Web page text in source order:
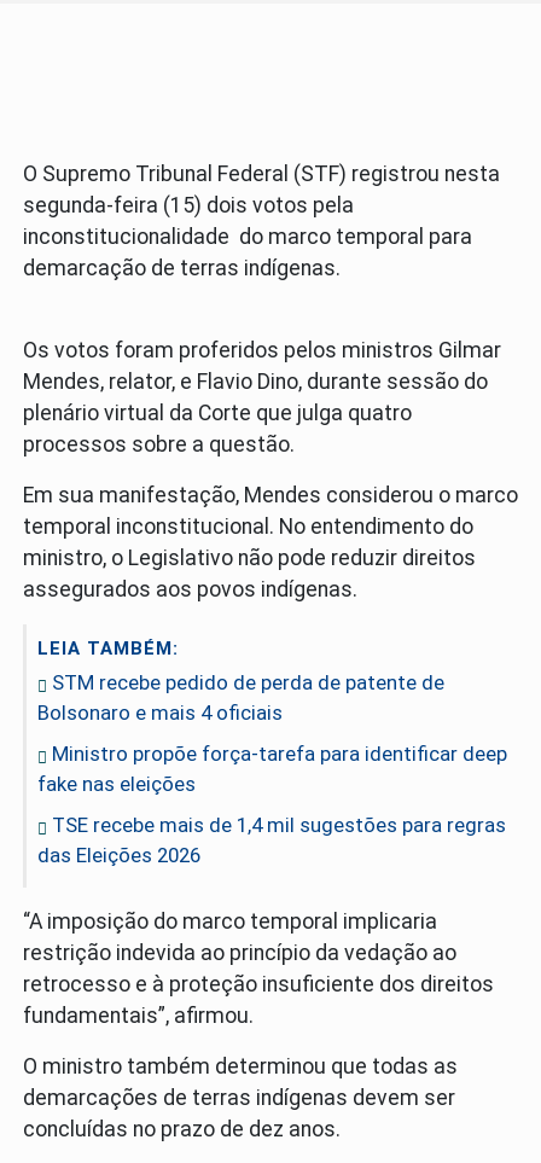
O Supremo Tribunal Federal (STF) registrou nesta
segunda-feira (15) dois votos pela
inconstitucionalidade do marco temporal para
demarcação de terras indígenas.
Os votos foram proferidos pelos ministros Gilmar
Mendes, relator, e Flavio Dino, durante sessão do
plenário virtual da Corte que julga quatro
processos sobre a questão.
Em sua manifestação, Mendes considerou o marco
temporal inconstitucional. No entendimento do
ministro, o Legislativo não pode reduzir direitos
assegurados aos povos indígenas.
LEIA TAMBÉM:
STM recebe pedido de perda de patente de
Bolsonaro e mais 4 oficiais
Ministro propõe força-tarefa para identificar deep
fake nas eleições
TSE recebe mais de 1,4 mil sugestões para regras
das Eleições 2026
“A imposição do marco temporal implicaria
restrição indevida ao princípio da vedação ao
retrocesso e à proteção insuficiente dos direitos
fundamentais”, afirmou.
O ministro também determinou que todas as
demarcações de terras indígenas devem ser
concluídas no prazo de dez anos.